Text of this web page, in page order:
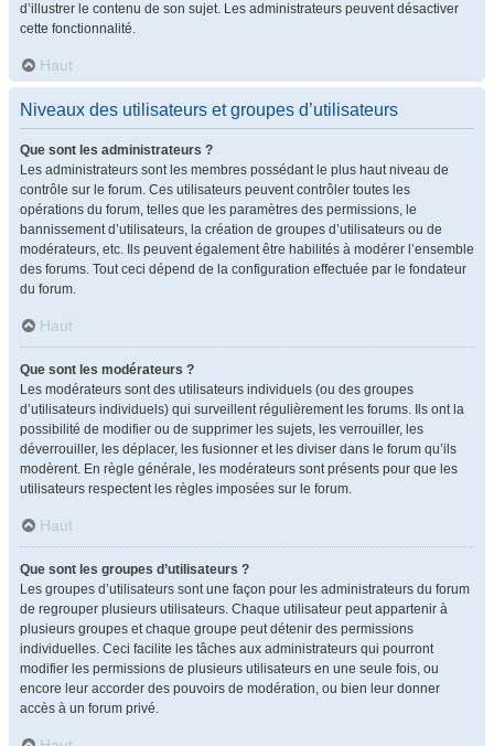
d’illustrer le contenu de son sujet. Les administrateurs peuvent désactiver
cette fonctionnalité.
Haut
Niveaux des utilisateurs et groupes d’utilisateurs
Que sont les administrateurs ?
Les administrateurs sont les membres possédant le plus haut niveau de
contrôle sur le forum. Ces utilisateurs peuvent contrôler toutes les
opérations du forum, telles que les paramètres des permissions, le
bannissement d’utilisateurs, la création de groupes d’utilisateurs ou de
modérateurs, etc. Ils peuvent également être habilités à modérer l’ensemble
des forums. Tout ceci dépend de la configuration effectuée par le fondateur
du forum.
Haut
Que sont les modérateurs ?
Les modérateurs sont des utilisateurs individuels (ou des groupes
d’utilisateurs individuels) qui surveillent régulièrement les forums. Ils ont la
possibilité de modifier ou de supprimer les sujets, les verrouiller, les
déverrouiller, les déplacer, les fusionner et les diviser dans le forum qu’ils
modèrent. En règle générale, les modérateurs sont présents pour que les
utilisateurs respectent les règles imposées sur le forum.
Haut
Que sont les groupes d’utilisateurs ?
Les groupes d’utilisateurs sont une façon pour les administrateurs du forum
de regrouper plusieurs utilisateurs. Chaque utilisateur peut appartenir à
plusieurs groupes et chaque groupe peut détenir des permissions
individuelles. Ceci facilite les tâches aux administrateurs qui pourront
modifier les permissions de plusieurs utilisateurs en une seule fois, ou
encore leur accorder des pouvoirs de modération, ou bien leur donner
accès à un forum privé.